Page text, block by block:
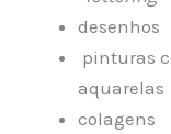
desenhos
pinturas
aquarelas
colagens